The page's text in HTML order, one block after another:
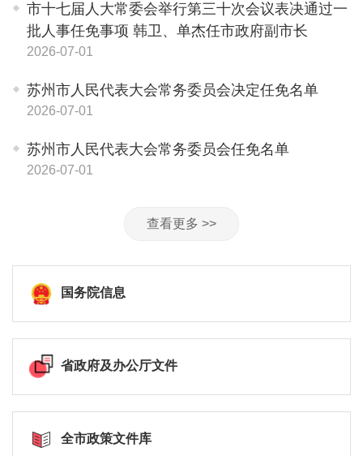
市十七届人大常委会举行第三十次会议表决通过一
批人事任免事项 韩卫、单杰任市政府副市长
2026-07-01
苏州市人民代表大会常务委员会决定任免名单
2026-07-01
苏州市人民代表大会常务委员会任免名单
2026-07-01
查看更多 >>
国务院信息
省政府及办公厅文件
全市政策文件库